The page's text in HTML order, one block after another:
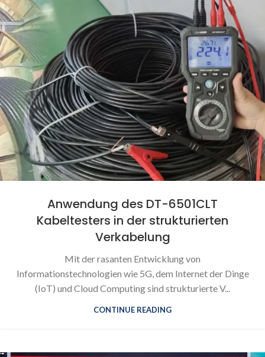
Anwendung des DT-6501CLT
Kabeltesters in der strukturierten
Verkabelung
Mit der rasanten Entwicklung von
Informationstechnologien wie 5G, dem Internet der Dinge
(IoT) und Cloud Computing sind strukturierte V...
CONTINUE READING